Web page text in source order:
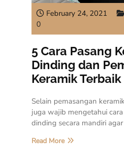
February 24, 2021
0
5 Cara Pasang
Dinding dan
Keramik Terbaik
Selain pemasangan
juga wajib mengetahui
dinding secara mandiri
Read More